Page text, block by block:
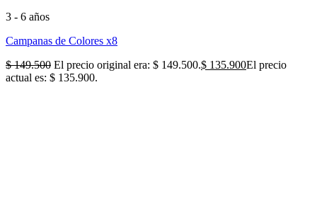
3 - 6 años
Campanas de Colores x8
$149.500 El precio original era: $ 149.500.$ 135.900El precio
actual es: $ 135.900.